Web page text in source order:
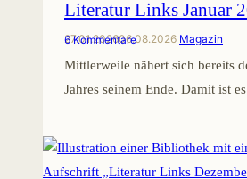
Literatur Links Januar
27.01.202606.08.2026 Magazin
6 Kommentare
Mittlerweile nähert sich bereits
Jahres seinem Ende. Damit ist